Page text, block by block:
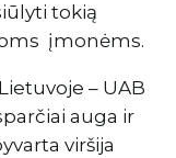
tokią
įmonėms.
– UAB
auga ir
viršija